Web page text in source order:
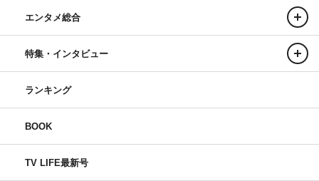
エンタメ総合
特集・インタビュー
ランキング
BOOK
TV LIFE最新号